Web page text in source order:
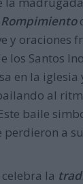
y oraciones
los Santos
en la iglesia
al
baile
perdieron a
la